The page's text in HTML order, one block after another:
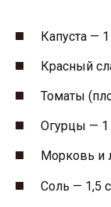
Капуста — 1
Красный
Томаты
Огурцы — 1
Морковь и
Соль — 1,5